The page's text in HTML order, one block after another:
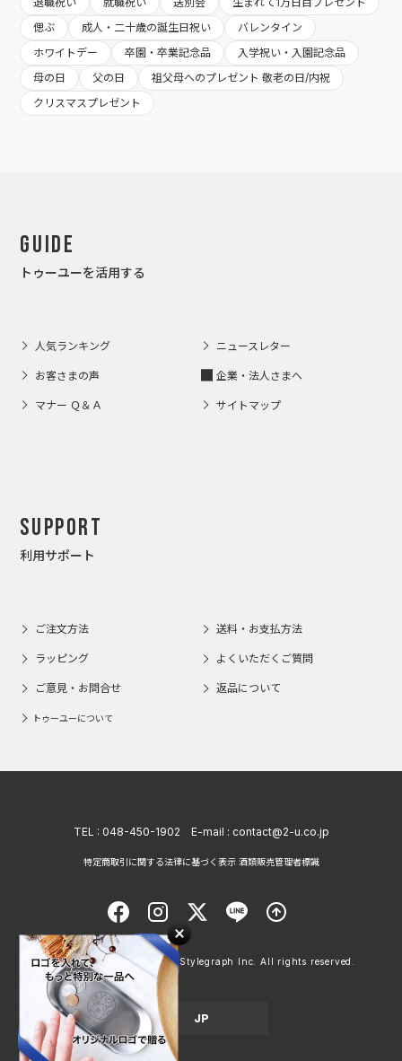
偲ぶ
成人・二十歳の誕生日祝い
バレンタイン
ホワイトデー
卒園・卒業記念品
入学祝い・入園記念品
母の日
父の日
祖父母へのプレゼント 敬老の日/内祝
クリスマスプレゼント
Guide
トゥーユーを活用する
人気ランキング ニュースレター
お客さまの声 企業・法人さまへ
マナー Ｑ＆Ａ サイトマップ
Support
利用サポート
ご注文方法 送料・お支払方法
ラッピング よくいただくご質問
ご意見・お問合せ 返品について
トゥーユーについて
TEL : 048-450-1902 E-mail : contact@2-u.co.jp
特定商取引に関する法律に基づく表示 酒類販売管理者標識
Copyright © 1998 - 2026 Stylegraph Inc. All rights reserved.
JP